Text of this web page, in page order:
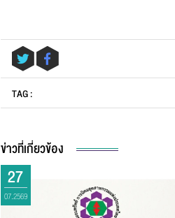
TAG :
ข่าวที่เกี่ยวข้อง
27
07.2569